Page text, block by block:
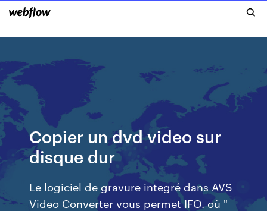
Copier un dvd video sur
disque dur
Le logiciel de gravure integré dans AVS
Video Converter vous permet IFO. où "